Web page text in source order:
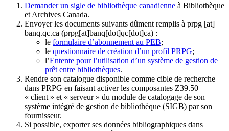
Demander un sigle de bibliothèque canadienne à Bibliothèque
et Archives Canada.
Envoyer les documents suivants dûment remplis à prpg [at]
banq.qc.ca (prpg[at]banq[dot]qc[dot]ca) :
le formulaire d’abonnement au PEB;
le questionnaire de création d’un profil PRPG;
l’Entente pour l’utilisation d’un système de gestion de
prêt entre bibliothèques.
Rendre son catalogue disponible comme cible de recherche
dans PRPG en faisant activer les composantes Z39.50
« client » et « serveur » du module de catalogage de son
système intégré de gestion de bibliothèque (SIGB) par son
fournisseur.
Si possible, exporter ses données bibliographiques dans